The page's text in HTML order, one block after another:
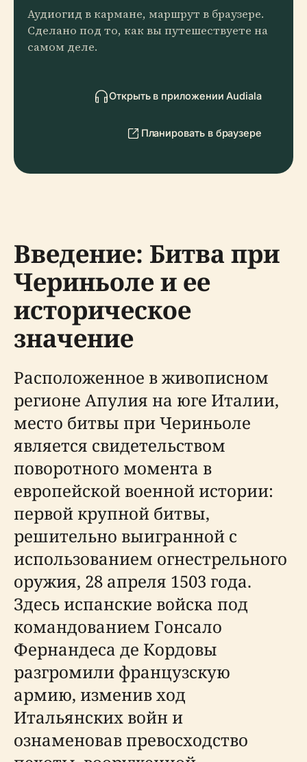
Аудиогид в кармане, маршрут в браузере.
Сделано под то, как вы путешествуете на
самом деле.
Открыть в приложении Audiala
Планировать в браузере
Введение: Битва при
Чериньоле и ее
историческое
значение
Расположенное в живописном
регионе Апулия на юге Италии,
место битвы при Чериньоле
является свидетельством
поворотного момента в
европейской военной истории:
первой крупной битвы,
решительно выигранной с
использованием огнестрельного
оружия, 28 апреля 1503 года.
Здесь испанские войска под
командованием Гонсало
Фернандеса де Кордовы
разгромили французскую
армию, изменив ход
Итальянских войн и
ознаменовав превосходство